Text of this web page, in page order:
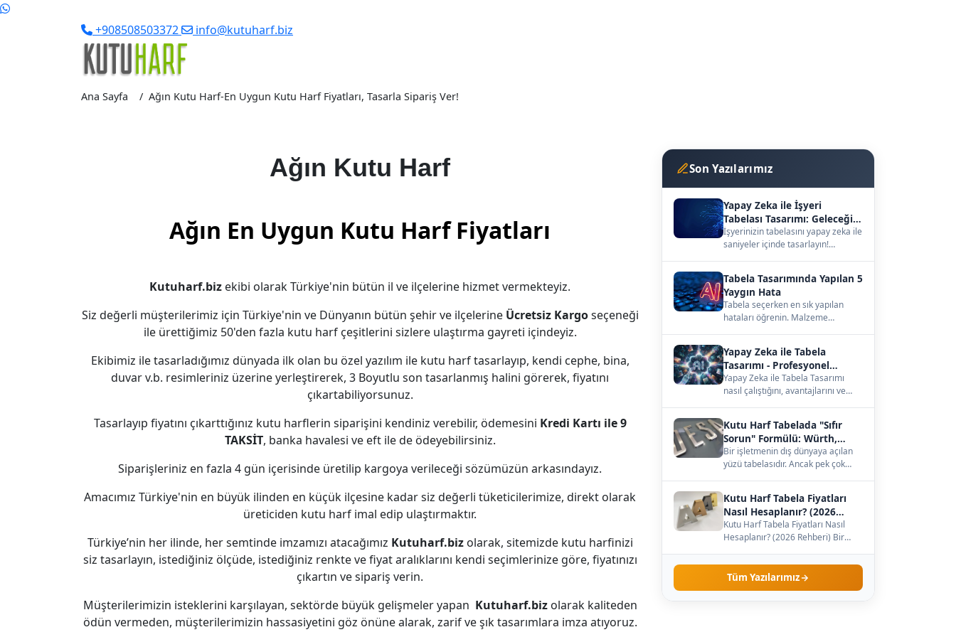
+908508503372 info@kutuharf.biz
Ana Sayfa Ağın Kutu Harf-En Uygun Kutu Harf Fiyatları, Tasarla Sipariş Ver!
Ağın Kutu Harf
Ağın En Uygun Kutu Harf Fiyatları
Kutuharf.biz ekibi olarak Türkiye'nin bütün il ve ilçelerine hizmet vermekteyiz.
Siz değerli müşterilerimiz için Türkiye'nin ve Dünyanın bütün şehir ve ilçelerine Ücretsiz Kargoseçeneği
ile ürettiğimiz 50'den fazla kutu harf çeşitlerini sizlere ulaştırma gayreti içindeyiz.
Ekibimiz ile tasarladığımız dünyada ilk olan bu özel yazılım ile kutu harf tasarlayıp, kendi cephe, bina,
duvar v.b. resimleriniz üzerine yerleştirerek, 3 Boyutlu son tasarlanmış halini görerek, fiyatını
çıkartabiliyorsunuz.
Tasarlayıp fiyatını çıkarttığınız kutu harflerin siparişini kendiniz verebilir, ödemesini Kredi Kartı ile 9
TAKSİT, banka havalesi ve eft ile de ödeyebilirsiniz.
Siparişleriniz en fazla 4 gün içerisinde üretilip kargoya verileceği sözümüzün arkasındayız.
Amacımız Türkiye'nin en büyük ilinden en küçük ilçesine kadar siz değerli tüketicilerimize, direkt olarak
üreticiden kutu harf imal edip ulaştırmaktır.
Türkiye’nin her ilinde, her semtinde imzamızı atacağımız Kutuharf.bizolarak, sitemizde kutu harfinizi
siz tasarlayın, istediğiniz ölçüde, istediğiniz renkte ve fiyat aralıklarını kendi seçimlerinize göre, fiyatınızı
çıkartın ve sipariş verin.
Müşterilerimizin isteklerini karşılayan, sektörde büyük gelişmeler yapan Kutuharf.bizolarak kaliteden
ödün vermeden, müşterilerimizin hassasiyetini göz önüne alarak, zarif ve şık tasarımlara imza atıyoruz.
Son Yazılarımız
Yapay Zeka ile İşyeri
Tabelası Tasarımı: Geleceğin
Vitrini
İşyerinizin tabelasını yapay zeka ile
saniyeler içinde tasarlayın!
Tabela Tasarımında Yapılan 5
Yaygın Hata
Tabela seçerken en sık yapılan
hataları öğrenin. Malzeme
Yapay Zeka ile Tabela
Tasarımı - Profesyonel
Kılavuz
Yapay Zeka ile Tabela Tasarımı
nasıl çalıştığını, avantajlarını ve
Kutu Harf Tabelada "Sıfır
Sorun" Formülü: Würth,
Meanwell ve Samsung İş
Birliği
Bir işletmenin dış dünyaya açılan
yüzü tabelasıdır. Ancak pek çok
Kutu Harf Tabela Fiyatları
Nasıl Hesaplanır? (2026
Rehberi)
Kutu Harf Tabela Fiyatları Nasıl
Hesaplanır? (2026 Rehberi) Bir
yaptırmaya karar…
Tüm Yazılarımız